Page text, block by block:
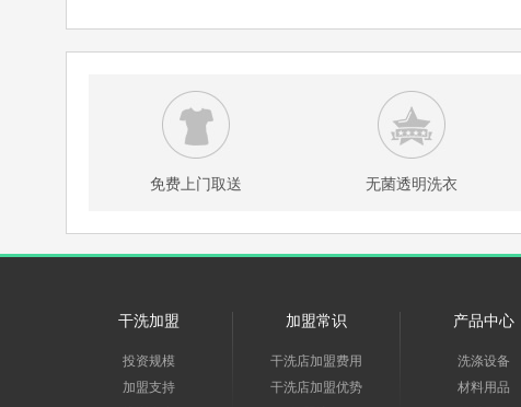
免费上门取送 无菌透明洗衣
干洗加盟
投资规模
加盟支持
加盟常识
干洗店加盟费用
干洗店加盟优势
产品中心
洗涤设备
材料用品